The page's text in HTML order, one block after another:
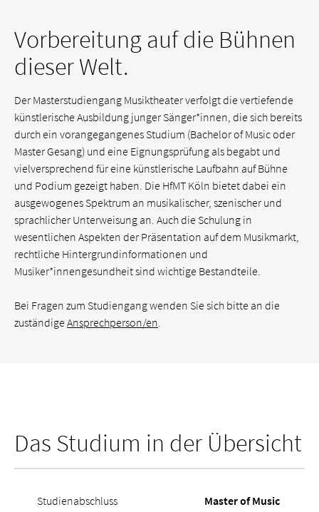
Vorbereitung auf die Bühnen
dieser Welt.
Der Masterstudiengang Musiktheater verfolgt die vertiefende
künstlerische Ausbildung junger Sänger*innen, die sich bereits
durch ein vorangegangenes Studium (Bachelor of Music oder
Master Gesang) und eine Eignungs­prüfung als begabt und
vielversprechend für eine künstlerische Laufbahn auf Bühne
und Podium gezeigt haben. Die HfMT Köln bietet dabei ein
ausgewogenes Spektrum an musikalischer, szenischer und
sprachlicher Unterweisung an. Auch die Schulung in
wesentlichen Aspekten der Präsentation auf dem Musikmarkt,
rechtliche Hintergrundinformationen und
Musiker*innengesundheit sind wichtige Bestandteile.
Bei Fragen zum Studiengang wenden Sie sich bitte an die
zuständigeAnsprechperson/en.
Das Studium in der Übersicht
Studienabschluss Master of Music